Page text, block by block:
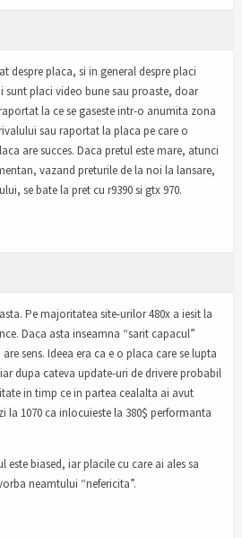
despre placa, si in general despre placi
sunt placi video bune sau proaste, doar
la ce se gaseste intr-o anumita zona
sau raportat la placa pe care o
are succes. Daca pretul este mare, atunci
vazand preturile de la noi la lansare,
se bate la pret cu r9390 si gtx 970.
Pe majoritatea site-urilor 480x a iesit la
Daca asta inseamna “sarit capacul”
sens. Ideea era ca e o placa care se lupta
dupa cateva update-uri de drivere probabil
in timp ce in partea cealalta ai avut
la 1070 ca inlocuieste la 380$ performanta
este biased, iar placile cu care ai ales sa
neamtului “nefericita”.